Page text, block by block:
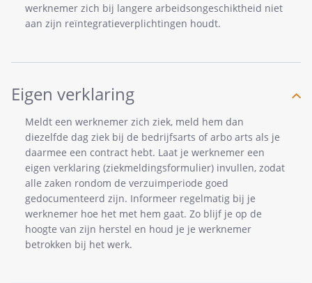
werknemer zich bij langere arbeidsongeschiktheid niet
aan zijn reïntegratieverplichtingen houdt.
Eigen verklaring
Meldt een werknemer zich ziek, meld hem dan
diezelfde dag ziek bij de bedrijfsarts of arbo arts als je
daarmee een contract hebt. Laat je werknemer een
eigen verklaring (ziekmeldingsformulier) invullen, zodat
alle zaken rondom de verzuimperiode goed
gedocumenteerd zijn. Informeer regelmatig bij je
werknemer hoe het met hem gaat. Zo blijf je op de
hoogte van zijn herstel en houd je je werknemer
betrokken bij het werk.